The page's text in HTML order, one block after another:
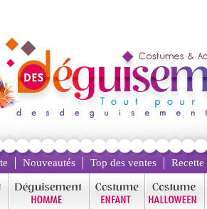
Nouveautés Top des ventes